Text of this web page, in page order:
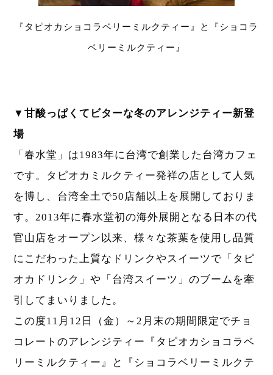
『タピオカショコラベリーミルクティー』と『ショコラ
ベリーミルクティー』
▼甘酸っぱくてビターな冬のアレンジティー新登
場
「春水堂」は1983年に台湾で創業した台湾カフェ
です。タピオカミルクティー発祥の店として人気
を博し、台湾全土で50店舗以上を展開しておりま
す。2013年に春水堂初の海外展開となる日本の代
官山店をオープン以来、様々な茶葉を使用し品質
にこだわった上質なドリンクやスイーツで「タピ
オカドリンク」や「台湾スイーツ」のブームを牽
引してまいりました。
この度11月12日（金）～2月末の期間限定でチョ
コレートのアレンジティー『タピオカショコラベ
リーミルクティー』と『ショコラベリーミルクテ